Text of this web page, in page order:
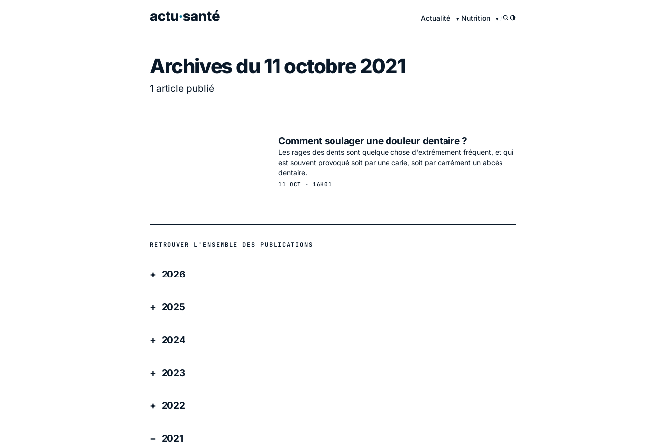
Actualité Nutrition /
Archives du 11 octobre 2021
1 article publié
Comment soulager une douleur dentaire ?
Les rages des dents sont quelque chose d'extrêmement fréquent, et qui
est souvent provoqué soit par une carie, soit par carrément un abcès
dentaire.
11 OCT · 16H01
RETROUVER L'ENSEMBLE DES PUBLICATIONS
2026
2025
2024
2023
2022
2021